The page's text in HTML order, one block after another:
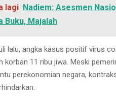
lagi Nadiem: Asesmen
Buku, Majalah
lalu, angka kasus positif virus
korban 11 ribu jiwa. Meski
perekonomian negara,